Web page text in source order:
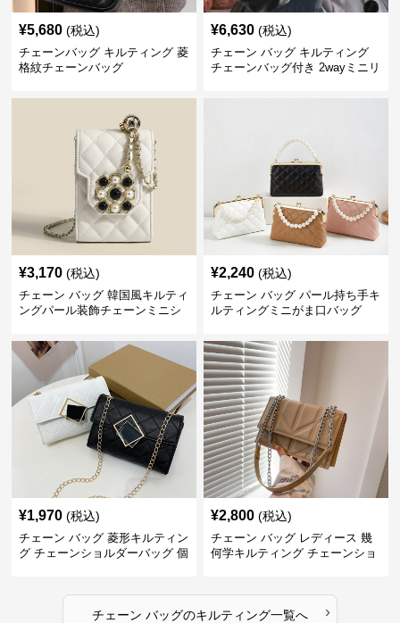
¥5,680 (税込)
チェーンバッグ キルティング 菱
格紋チェーンバッグ
¥6,630 (税込)
チェーン バッグ キルティング
チェーンバッグ付き 2wayミニリ
¥3,170 (税込)
チェーン バッグ 韓国風キルティ
ングパール装飾チェーンミニシ
¥2,240 (税込)
チェーン バッグ パール持ち手キ
ルティングミニがま口バッグ
¥1,970 (税込)
チェーン バッグ 菱形キルティン
グ チェーンショルダーバッグ 個
¥2,800 (税込)
チェーン バッグ レディース 幾
何学キルティング チェーンショ
チェーン バッグのキルティング一覧へ ›